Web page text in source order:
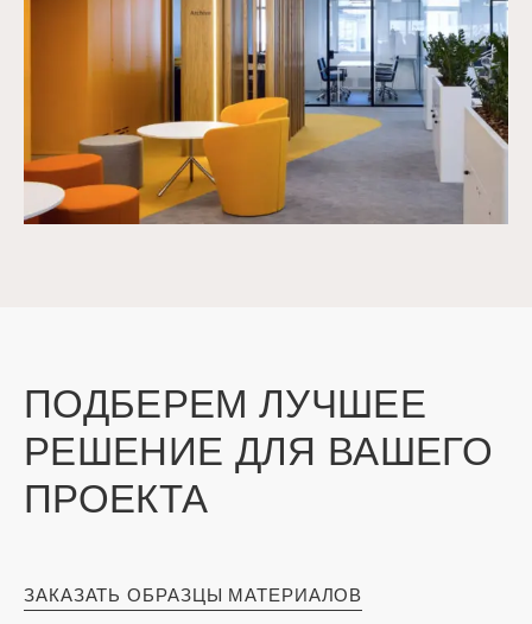
ПОДБЕРЕМ ЛУЧШЕЕ
РЕШЕНИЕ ДЛЯ ВАШЕГО
ПРОЕКТА
ЗАКАЗАТЬ ОБРАЗЦЫ МАТЕРИАЛОВ